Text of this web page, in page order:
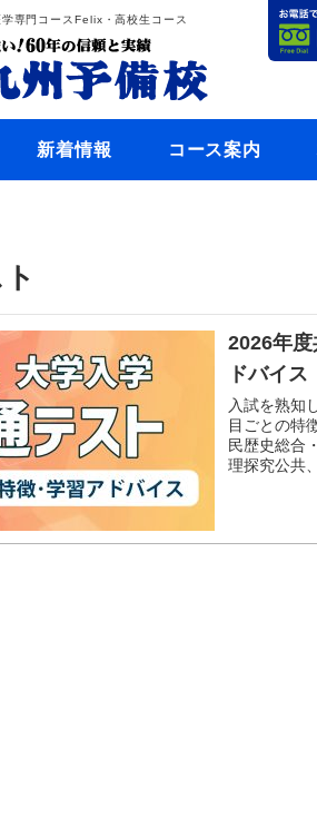
専門コースFelix・高校生コース
新着情報 コース案内
2026年
ドバイス
入試を熟知
目ごとの特
民歴史総合
理探究公共